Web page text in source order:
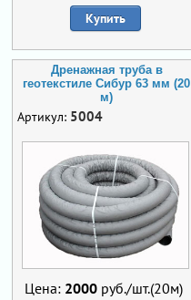
Купить
Дренажная труба в
геотекстиле Сибур 63 мм (20
м)
Артикул: 5004
Цена: 2000руб./шт.(20м)